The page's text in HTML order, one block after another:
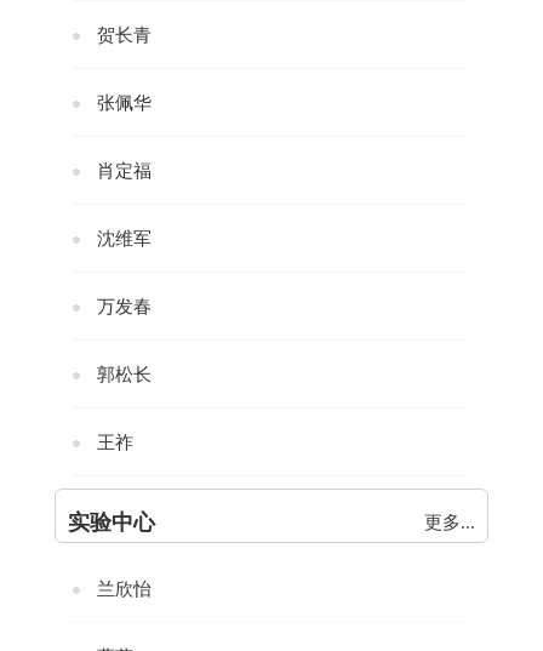
贺长青
张佩华
肖定福
沈维军
万发春
郭松长
王祚
实验中心 更多...
兰欣怡